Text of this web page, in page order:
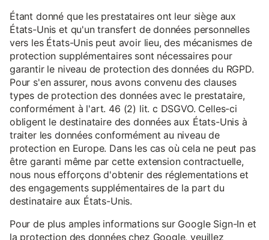
Étant donné que les prestataires ont leur siège aux
États-Unis et qu'un transfert de données personnelles
vers les États-Unis peut avoir lieu, des mécanismes de
protection supplémentaires sont nécessaires pour
garantir le niveau de protection des données du RGPD.
Pour s'en assurer, nous avons convenu des clauses
types de protection des données avec le prestataire,
conformément à l'art. 46 (2) lit. c DSGVO. Celles-ci
obligent le destinataire des données aux États-Unis à
traiter les données conformément au niveau de
protection en Europe. Dans les cas où cela ne peut pas
être garanti même par cette extension contractuelle,
nous nous efforçons d'obtenir des réglementations et
des engagements supplémentaires de la part du
destinataire aux États-Unis.
Pour de plus amples informations sur Google Sign-In et
la protection des données chez Google, veuillez